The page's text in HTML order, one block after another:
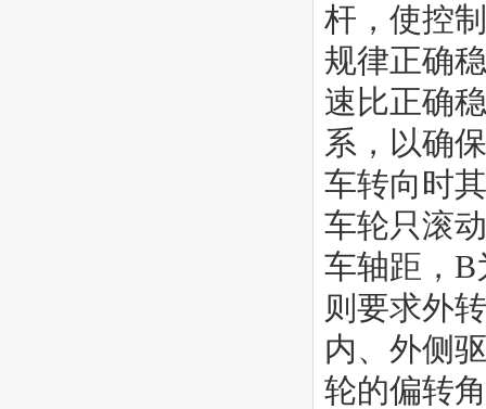
杆，使控
规律正确
速比正确
系，以确
车转向时
车轮只滚
车轴距，B
则要求外
内、外侧
轮的偏转